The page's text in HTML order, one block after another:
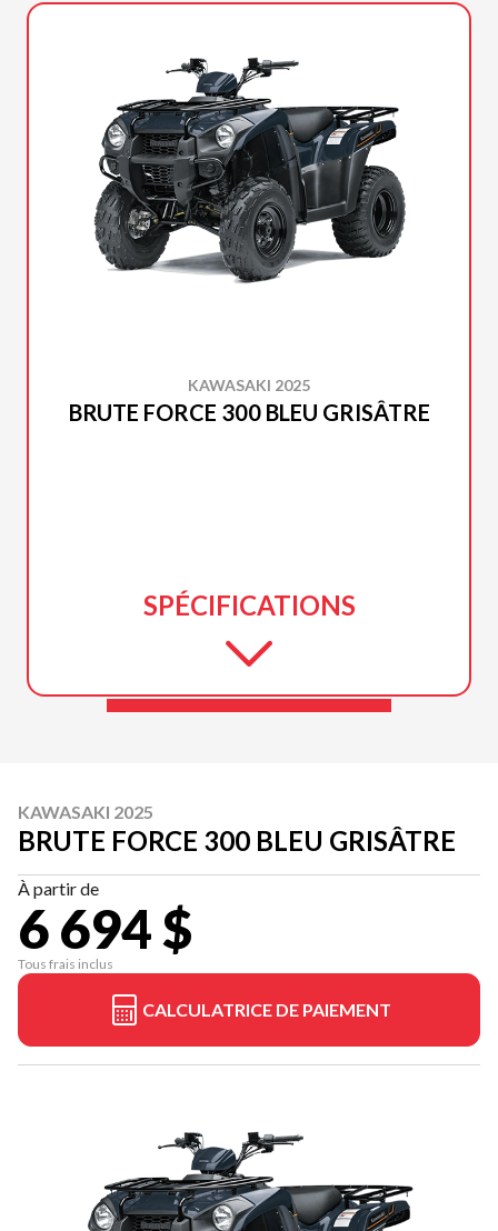
KAWASAKI 2025
BRUTE FORCE 300 BLEU GRISÂTRE
SPÉCIFICATIONS
KAWASAKI 2025
BRUTE FORCE 300 BLEU GRISÂTRE
À partir de
6 694 $
Tous frais inclus
CALCULATRICE DE PAIEMENT